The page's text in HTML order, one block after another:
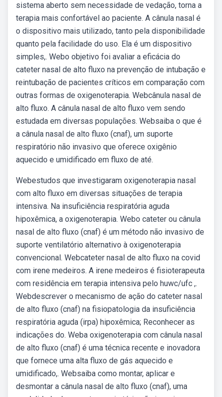
sistema aberto sem necessidade de vedação, torna a
terapia mais confortável ao paciente. A cânula nasal é
o dispositivo mais utilizado, tanto pela disponibilidade
quanto pela facilidade do uso. Ela é um dispositivo
simples,. Webo objetivo foi avaliar a eficácia do
cateter nasal de alto fluxo na prevenção de intubação e
reintubação de pacientes críticos em comparação com
outras formas de oxigenoterapia. Webcânula nasal de
alto fluxo. A cânula nasal de alto fluxo vem sendo
estudada em diversas populações. Websaiba o que é
a cânula nasal de alto fluxo (cnaf), um suporte
respiratório não invasivo que oferece oxigênio
aquecido e umidificado em fluxo de até.
Webestudos que investigaram oxigenoterapia nasal
com alto fluxo em diversas situações de terapia
intensiva. Na insuficiência respiratória aguda
hipoxêmica, a oxigenoterapia. Webo cateter ou cânula
nasal de alto fluxo (cnaf) é um método não invasivo de
suporte ventilatório alternativo à oxigenoterapia
convencional. Webcateter nasal de alto fluxo na covid
com irene medeiros. A irene medeiros é fisioterapeuta
com residência em terapia intensiva pelo huwc/ufc ,.
Webdescrever o mecanismo de ação do cateter nasal
de alto fluxo (cnaf) na fisiopatologia da insuficiência
respiratória aguda (irpa) hipoxêmica; Reconhecer as
indicações do. Weba oxigenoterapia com cânula nasal
de alto fluxo (cnaf) é uma técnica recente e inovadora
que fornece uma alta fluxo de gás aquecido e
umidificado,. Websaiba como montar, aplicar e
desmontar a cânula nasal de alto fluxo (cnaf), uma